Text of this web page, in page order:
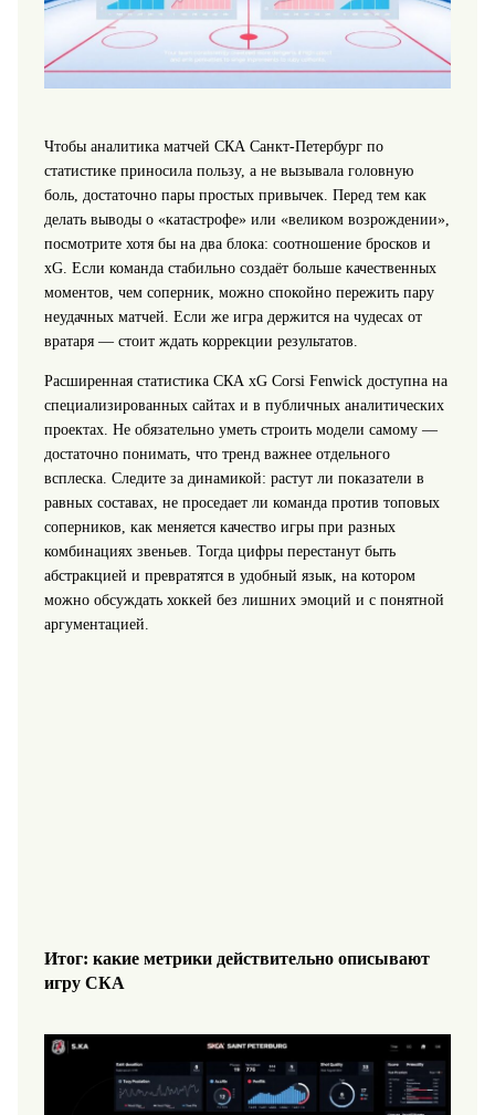
Чтобы аналитика матчей СКА Санкт-Петербург по
статистике приносила пользу, а не вызывала головную
боль, достаточно пары простых привычек. Перед тем как
делать выводы о «катастрофе» или «великом возрождении»,
посмотрите хотя бы на два блока: соотношение бросков и
xG. Если команда стабильно создаёт больше качественных
моментов, чем соперник, можно спокойно пережить пару
неудачных матчей. Если же игра держится на чудесах от
вратаря — стоит ждать коррекции результатов.
Расширенная статистика СКА xG Corsi Fenwick доступна на
специализированных сайтах и в публичных аналитических
проектах. Не обязательно уметь строить модели самому —
достаточно понимать, что тренд важнее отдельного
всплеска. Следите за динамикой: растут ли показатели в
равных составах, не проседает ли команда против топовых
соперников, как меняется качество игры при разных
комбинациях звеньев. Тогда цифры перестанут быть
абстракцией и превратятся в удобный язык, на котором
можно обсуждать хоккей без лишних эмоций и с понятной
аргументацией.
Итог: какие метрики действительно описывают
игру СКА